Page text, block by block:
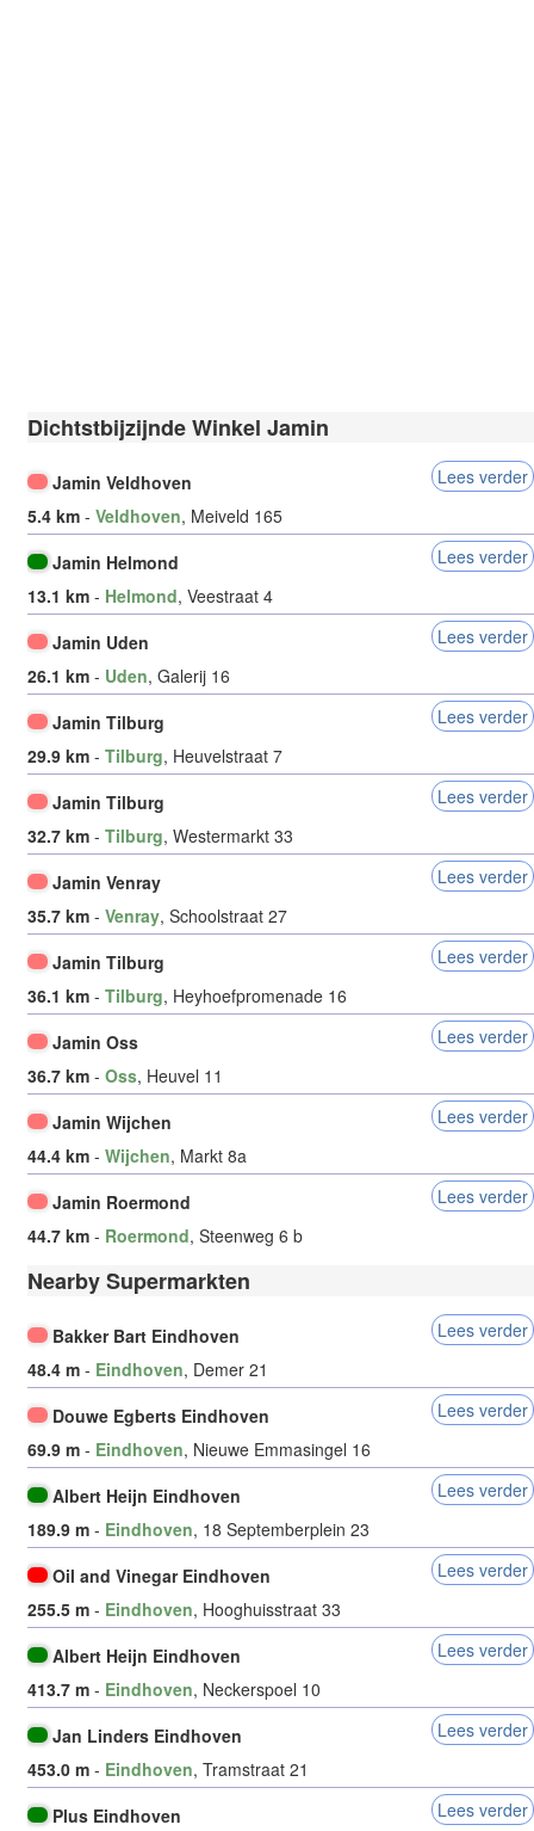
Dichtstbijzijnde Winkel Jamin
Jamin Veldhoven
Lees verder
5.4 km - Veldhoven, Meiveld 165
Jamin Helmond
Lees verder
13.1 km - Helmond, Veestraat 4
Jamin Uden
Lees verder
26.1 km - Uden, Galerij 16
Jamin Tilburg
Lees verder
29.9 km - Tilburg, Heuvelstraat 7
Jamin Tilburg
Lees verder
32.7 km - Tilburg, Westermarkt 33
Jamin Venray
Lees verder
35.7 km - Venray, Schoolstraat 27
Jamin Tilburg
Lees verder
36.1 km - Tilburg, Heyhoefpromenade 16
Jamin Oss
Lees verder
36.7 km - Oss, Heuvel 11
Jamin Wijchen
Lees verder
44.4 km - Wijchen, Markt 8a
Jamin Roermond
Lees verder
44.7 km - Roermond, Steenweg 6 b
Nearby Supermarkten
Bakker Bart Eindhoven
Lees verder
48.4 m - Eindhoven, Demer 21
Douwe Egberts Eindhoven
Lees verder
69.9 m - Eindhoven, Nieuwe Emmasingel 16
Albert Heijn Eindhoven
Lees verder
189.9 m - Eindhoven, 18 Septemberplein 23
Oil and Vinegar Eindhoven
Lees verder
255.5 m - Eindhoven, Hooghuisstraat 33
Albert Heijn Eindhoven
Lees verder
413.7 m - Eindhoven, Neckerspoel 10
Jan Linders Eindhoven
Lees verder
453.0 m - Eindhoven, Tramstraat 21
Plus Eindhoven
Lees verder